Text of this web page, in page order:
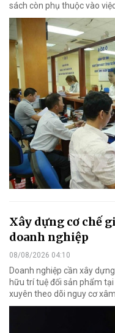
sách còn phụ thuộc vào
Xây dựng cơ chế
doanh nghiệp
08/08/2026 04:10
Doanh nghiệp cần xây
hữu trí tuệ đối sản phẩm
xuyên theo dõi nguy cơ